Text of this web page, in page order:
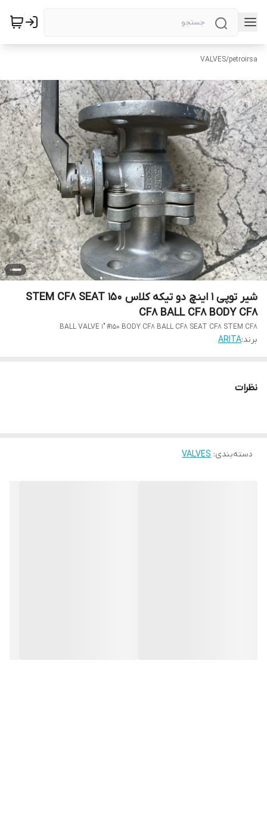
petroirsa
/
VALVES
شیر توپی 1 اینچ دو تیکه کلاس 150 STEM CF8 SEAT
CF8 BALL CF8 BODY CF8
BALL VALVE 1" #150 BODY CF8 BALL CF8 SEAT CF8 STEM CF8
برند:ARITA
نظرات
دسته‌بندی:
VALVES